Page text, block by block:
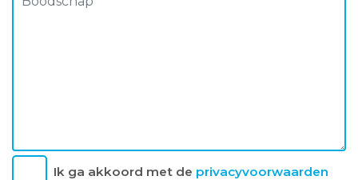
Ik ga akkoord met de privacyvoorwaarden